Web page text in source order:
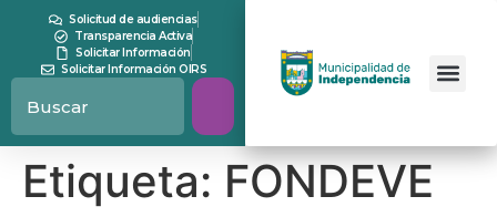
contenidoSolicitud de audiencias
Transparencia Activa
Solicitar Información
Solicitar Información OIRS
Etiqueta: FONDEVE